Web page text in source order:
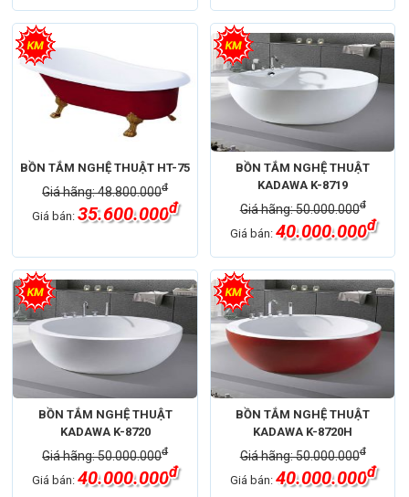
BỒN TẮM NGHỆ THUẬT HT-75
Giá hãng: 48.800.000đ
Giá bán:35.600.000đ
BỒN TẮM NGHỆ THUẬT
KADAWA K-8719
Giá hãng: 50.000.000đ
Giá bán: 40.000.000đ
BỒN TẮM NGHỆ THUẬT
KADAWA K-8720
Giá hãng: 50.000.000đ
Giá bán:40.000.000đ
BỒN TẮM NGHỆ THUẬT
KADAWA K-8720H
Giá hãng: 50.000.000đ
Giá bán: 40.000.000đ